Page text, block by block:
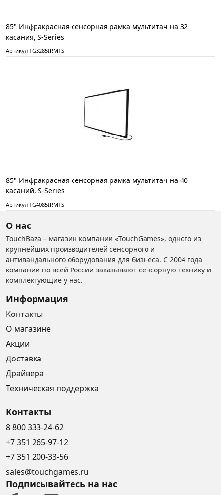
85" Инфракрасная сенсорная рамка мультитач на 32
касания, S-Series
Артикул TG3285IRMTS
85" Инфракрасная сенсорная рамка мультитач на 40
касаний, S-Series
Артикул TG4085IRMTS
О нас
TouchBaza – магазин компании «TouchGames», одного из
крупнейших производителей сенсорного и
антивандального оборудования для бизнеса. С 2004 года
компании по всей России заказывают сенсорную технику и
комплектующие у нас.
Информация
Контакты
О магазине
Акции
Доставка
Драйвера
Техническая поддержка
Контакты
8 800 333-24-62
+7 351 265-97-12
+7 351 200-33-56
sales@touchgames.ru
Подписывайтесь на нас